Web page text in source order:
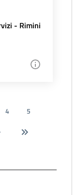
- Rimini
4
5